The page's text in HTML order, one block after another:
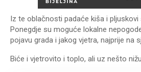
Iz te oblačnosti padaće kiša i pljuskovi
Ponegdje su moguće lokalne
pojavu grada i jakog vjetra, najprije na
Biće i vjetrovito i toplo, ali uz nešto